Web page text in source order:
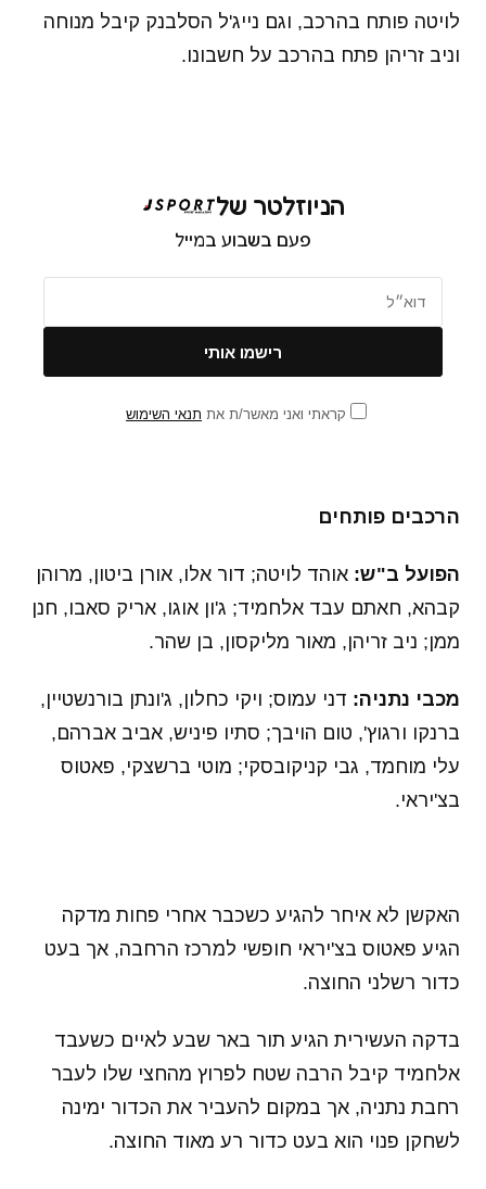
לויטה פותח בהרכב, וגם נייג'ל הסלבנק קיבל מנוחה
וניב זריהן פתח בהרכב על חשבונו.
הניוזלטר של
פעם בשבוע במייל
קראתי ואני מאשר/ת את תנאי השימוש
הרכבים פותחים
הפועל ב"ש: אוהד לויטה; דור אלו, אורן ביטון, מרוהן
קבהא, חאתם עבד אלחמיד; ג'ון אוגו, אריק סאבו, חנן
ממן; ניב זריהן, מאור מליקסון, בן שהר.
מכבי נתניה: דני עמוס; ויקי כחלון, ג'ונתן בורנשטיין,
ברנקו ורגוץ', טום הויבך; סתיו פיניש, אביב אברהם,
עלי מוחמד, גבי קניקובסקי; מוטי ברשצקי, פאטוס
בצ'יראי.
האקשן לא איחר להגיע כשכבר אחרי פחות מדקה
הגיע פאטוס בצ'יראי חופשי למרכז הרחבה, אך בעט
כדור רשלני החוצה.
בדקה העשירית הגיע תור באר שבע לאיים כשעבד
אלחמיד קיבל הרבה שטח לפרוץ מהחצי שלו לעבר
רחבת נתניה, אך במקום להעביר את הכדור ימינה
לשחקן פנוי הוא בעט כדור רע מאוד החוצה.